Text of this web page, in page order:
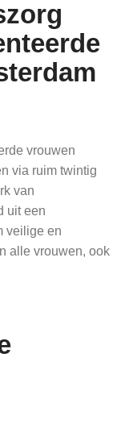
vrouwen
via ruim twintig
van
uit een
veilige en
alle vrouwen, ook